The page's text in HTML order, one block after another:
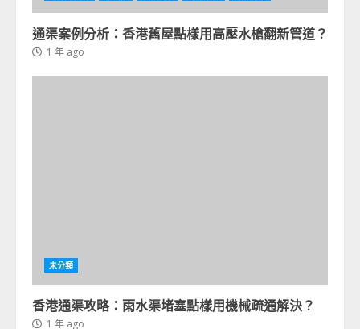
通渠案例分析：香港舊屋點樣用高壓水槍翻新管道？
1 年 ago
未分類
香港通渠攻略：雨水渠堵塞點樣用機械疏通解決？
1 年 ago